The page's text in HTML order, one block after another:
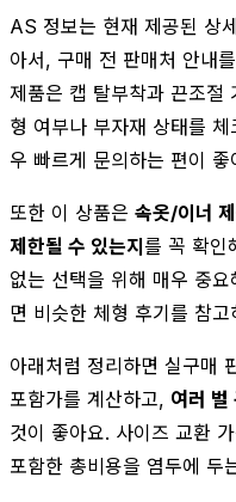
AS 정보는 현재 제공된 상
아서, 구매 전 판매처 안내
제품은 캡 탈부착과 끈조절
형 여부나 부자재 상태를
우 빠르게 문의하는 편이 좋
또한 이 상품은 속옷/이너
제한될 수 있는지를 꼭 확인
없는 선택을 위해 매우 중
면 비슷한 체형 후기를 참
아래처럼 정리하면 실구매
포함가를 계산하고, 여러 벌
것이 좋아요. 사이즈 교환
포함한 총비용을 염두에 두